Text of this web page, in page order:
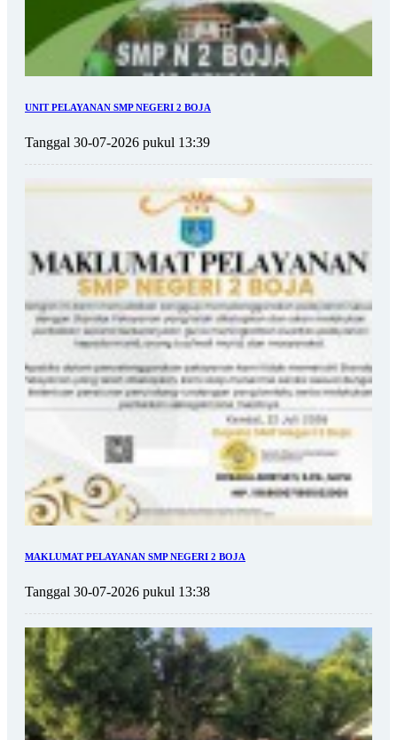
UNIT PELAYANAN SMP NEGERI 2 BOJA
Tanggal 30-07-2026 pukul 13:39
MAKLUMAT PELAYANAN SMP NEGERI 2 BOJA
Tanggal 30-07-2026 pukul 13:38